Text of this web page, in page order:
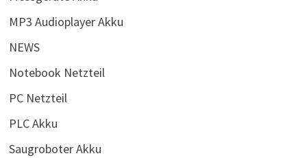
MP3 Audioplayer Akku
NEWS
Notebook Netzteil
PC Netzteil
PLC Akku
Saugroboter Akku